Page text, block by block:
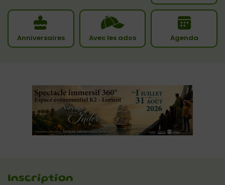
Anniversaires Avec les ados Agenda
Inscription